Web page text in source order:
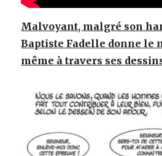
Malvoyant, malgré son
Baptiste Fadelle donne le
même à travers ses